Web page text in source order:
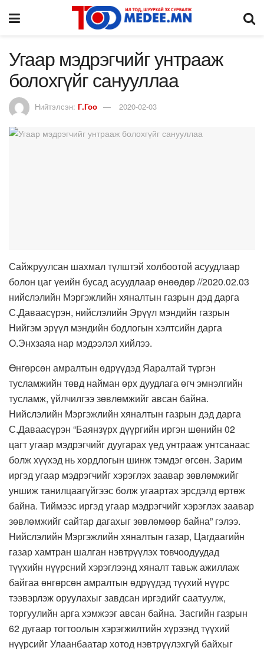
Угаар мэдрэгчийг унтрааж
болохгүйг санууллаа
Нийтэлсэн: Г.Гоо 2020-02-03
Сайжруулсан шахмал түлштэй холбоотой асуудлаар
болон цаг үеийн бусад асуудлаар өнөөдөр //2020.02.03
нийслэлийн Мэргэжлийн хяналтын газрын дэд дарга
С.Даваасүрэн, нийслэлийн Эрүүл мэндийн газрын
Нийгэм эрүүл мэндийн бодлогын хэлтсийн дарга
О.Энхзаяа нар мэдээлэл хийлээ.
Өнгөрсөн амралтын өдрүүдэд Яаралтай түргэн
тусламжийн төвд найман өрх дуудлага өгч эмнэлгийн
тусламж, үйлчилгээ зөвлөмжийг авсан байна.
Нийслэлийн Мэргэжлийн хяналтын газрын дэд дарга
С.Даваасүрэн “Баянзүрх дүүргийн иргэн шөнийн 02
цагт угаар мэдрэгчийг дуугарах үед унтрааж унтсанаас
болж хүүхэд нь хордлогын шинж тэмдэг өгсөн. Зарим
иргэд угаар мэдрэгчийг хэрэглэх заавар зөвлөмжийг
уншиж танилцаагүйгээс болж угаартах эрсдэлд өртөж
байна. Тиймээс иргэд угаар мэдрэгчийг хэрэглэх заавар
зөвлөмжийг сайтар дагахыг зөвлөмөөр байна” гэлээ.
Нийслэлийн Мэргэжлийн хяналтын газар, Цагдаагийн
газар хамтран шалган нэвтрүүлэх товчоодуудад
түүхийн нүүрсний хэрэглээнд хяналт тавьж ажиллаж
байгаа өнгөрсөн амралтын өдрүүдэд түүхий нүүрс
тээвэрлэж оруулахыг завдсан иргэдийг саатуулж,
торгуулийн арга хэмжээг авсан байна. Засгийн газрын
62 дугаар тогтоолын хэрэгжилтийн хүрээнд түүхий
нүүрсийг Улаанбаатар хотод нэвтрүүлэхгүй байхыг